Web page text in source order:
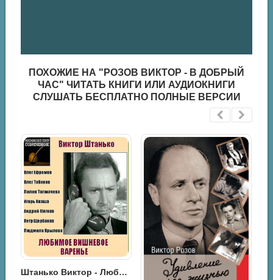
ПОХОЖИЕ НА "РОЗОВ ВИКТОР - В ДОБРЫЙ
ЧАС" ЧИТАТЬ КНИГИ ИЛИ АУДИОКНИГИ
СЛУШАТЬ БЕСПЛАТНО ПОЛНЫЕ ВЕРСИИ
Штанько Виктор - Любимое вишнёвое варенье